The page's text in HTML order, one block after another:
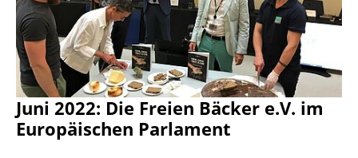
Juni 2022: Die Freien Bäcker e.V. im
Europäischen Parlament